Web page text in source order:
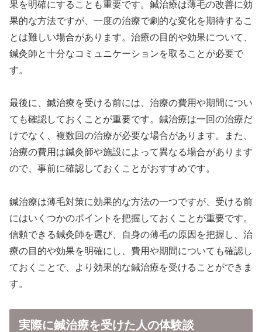
果を明確にすることも重要です。鍼治療は薄毛の改善に効
果的な方法ですが、一度の治療で劇的な変化を期待するこ
とは難しい場合があります。治療の目的や効果について、
鍼灸師と十分なコミュニケーションを取ることが必要で
す。
最後に、鍼治療を受ける前には、治療の費用や期間につい
ても確認しておくことが重要です。鍼治療は一回の治療だ
けでなく、複数回の治療が必要な場合があります。また、
治療の費用は鍼灸師や施設によって異なる場合があります
ので、事前に確認しておくことがおすすめです。
鍼治療は薄毛対策に効果的な方法の一つですが、受ける前
にはいくつかのポイントを把握しておくことが重要です。
信頼できる鍼灸師を選び、自身の薄毛の原因を把握し、治
療の目的や効果を明確にし、費用や期間についても確認し
ておくことで、より効果的な鍼治療を受けることができま
す。
実際に鍼治療を受けた人の体験談